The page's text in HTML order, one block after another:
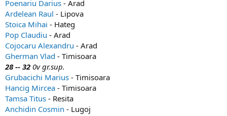
Poenariu Darius - Arad
Ardelean Raul - Lipova
Stoica Mihai - Hateg
Pop Claudiu - Arad
Cojocaru Alexandru - Arad
Gherman Vlad - Timisoara
28 -- 32 0v gr.sup.
Grubacichi Marius - Timisoara
Hancig Mircea - Timisoara
Tamsa Titus - Resita
Anchidin Cosmin - Lugoj